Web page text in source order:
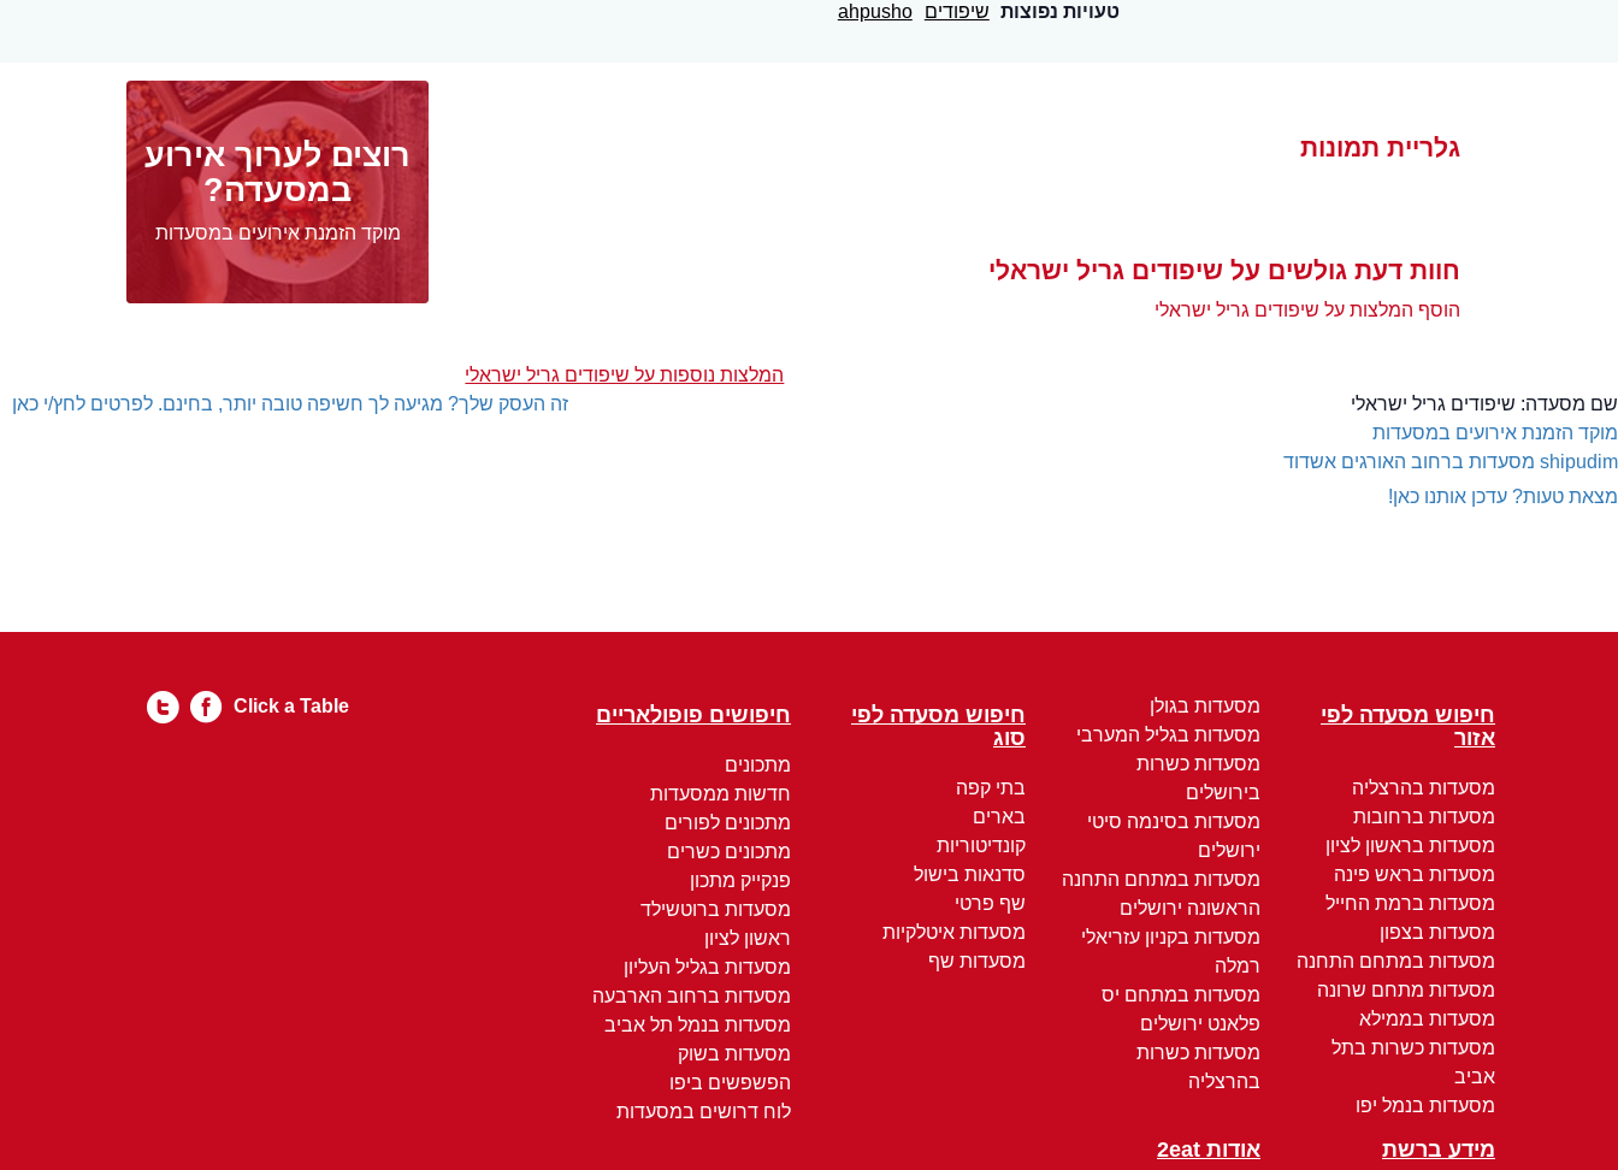
טעויות נפוצות שיפודים ahpusho
גלריית תמונות
חוות דעת גולשים על שיפודים גריל ישראלי
הוסף המלצות על שיפודים גריל ישראלי
המלצות נוספות על שיפודים גריל ישראלי
רוצים לערוך אירוע
במסעדה?
מוקד הזמנת אירועים במסעדות
זה העסק שלך? מגיעה לך חשיפה טובה יותר, בחינם. לפרטים לחץ/י כאן שם מסעדה: שיפודים גריל ישראלי
מוקד הזמנת אירועים במסעדות
shipudim מסעדות ברחוב האורגים אשדוד
מצאת טעות? עדכן אותנו כאן!
חיפוש מסעדה לפי
אזור
מסעדות בהרצליה
מסעדות ברחובות
מסעדות בראשון לציון
מסעדות בראש פינה
מסעדות ברמת החייל
מסעדות בצפון
מסעדות במתחם התחנה
מסעדות מתחם שרונה
מסעדות בממילא
מסעדות כשרות בתל
אביב
מסעדות בנמל יפו
מסעדות בגולן
מסעדות בגליל המערבי
מסעדות כשרות
בירושלים
מסעדות בסינמה סיטי
ירושלים
מסעדות במתחם התחנה
הראשונה ירושלים
מסעדות בקניון עזריאלי
רמלה
מסעדות במתחם יס
פלאנט ירושלים
מסעדות כשרות
בהרצליה
חיפוש מסעדה לפי
סוג
בתי קפה
בארים
קונדיטוריות
סדנאות בישול
שף פרטי
מסעדות איטלקיות
מסעדות שף
חיפושים פופולאריים
מתכונים
חדשות ממסעדות
מתכונים לפורים
מתכונים כשרים
פנקייק מתכון
מסעדות ברוטשילד
ראשון לציון
מסעדות בגליל העליון
מסעדות ברחוב הארבעה
מסעדות בנמל תל אביב
מסעדות בשוק
הפשפשים ביפו
לוח דרושים במסעדות
מידע ברשת אודות 2eat
Click a Table